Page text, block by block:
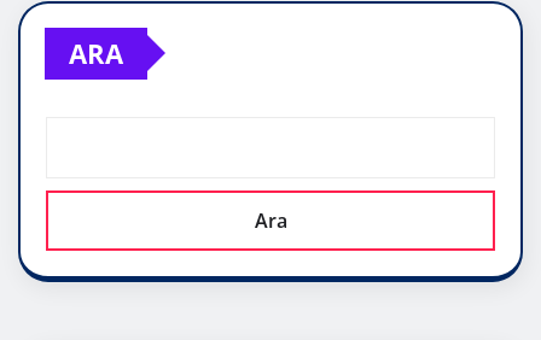
ARA
Ara